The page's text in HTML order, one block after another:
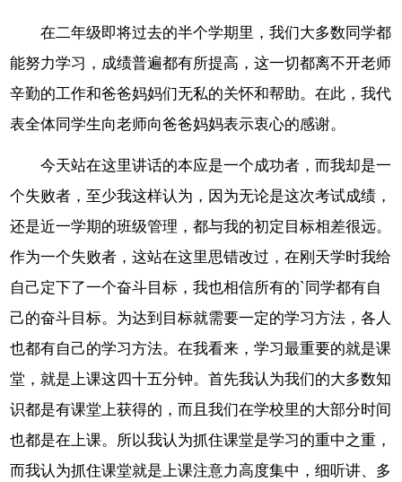
在二年级即将过去的半个学期里，我们大多数同学都
能努力学习，成绩普遍都有所提高，这一切都离不开老师
辛勤的工作和爸爸妈妈们无私的关怀和帮助。在此，我代
表全体同学生向老师向爸爸妈妈表示衷心的感谢。
今天站在这里讲话的本应是一个成功者，而我却是一
个失败者，至少我这样认为，因为无论是这次考试成绩，
还是近一学期的班级管理，都与我的初定目标相差很远。
作为一个失败者，这站在这里思错改过，在刚天学时我给
自己定下了一个奋斗目标，我也相信所有的`同学都有自
己的奋斗目标。为达到目标就需要一定的学习方法，各人
也都有自己的学习方法。在我看来，学习最重要的就是课
堂，就是上课这四十五分钟。首先我认为我们的大多数知
识都是有课堂上获得的，而且我们在学校里的大部分时间
也都是在上课。所以我认为抓住课堂是学习的重中之重，
而我认为抓住课堂就是上课注意力高度集中，细听讲、多